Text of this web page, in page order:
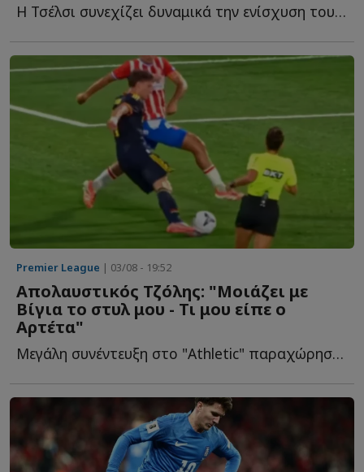
Η Τσέλσι συνεχίζει δυναμικά την ενίσχυση του ρόστερ τ...
Premier League | 03/08 - 19:52
Απολαυστικός Τζόλης: "Μοιάζει με
Βίγια το στυλ μου - Τι μου είπε ο
Αρτέτα"
Μεγάλη συνέντευξη στο "Athletic" παραχώρησε ο διεθνής εξτρέμ, μ...